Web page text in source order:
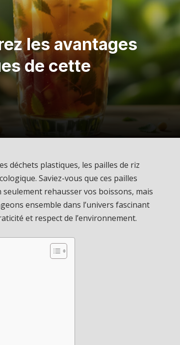
les avantages
de cette
déchets plastiques, les pailles de riz
Saviez-vous que ces pailles
rehausser vos boissons, mais
ensemble dans l’univers fascinant
et respect de l’environnement.